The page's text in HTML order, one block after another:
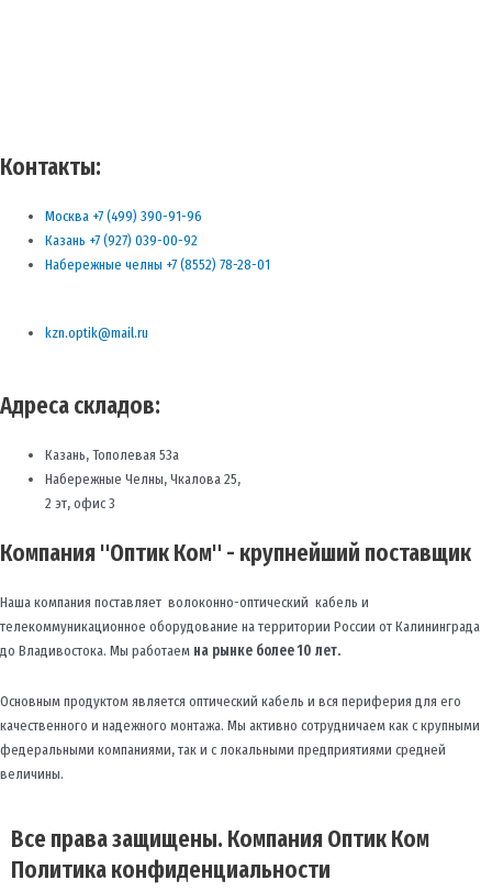
Контакты:
Москва +7 (499) 390-91-96
Казань +7 (927) 039-00-92
Набережные челны +7 (8552) 78-28-01
kzn.optik@mail.ru
Адреса складов:
Казань, Тополевая 53а
Набережные Челны, Чкалова 25,
2 эт, офис 3
Компания "Оптик Ком" - крупнейший поставщик
Наша компания поставляет волоконно-оптический кабель и
телекоммуникационное оборудование на территории России от Калининграда
до Владивостока. Мы работаем на рынке более 10 лет.
Основным продуктом является оптический кабель и вся периферия для его
качественного и надежного монтажа. Мы активно сотрудничаем как с крупными
федеральными компаниями, так и с локальными предприятиями средней
величины.
Все права защищены. Компания Оптик Ком
Политика конфиденциальности